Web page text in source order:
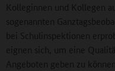
Kolleginnen und Kollegen
sogenannten
bei Schulinspektionen
eignen sich, um eine
Angeboten geben zu